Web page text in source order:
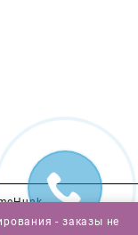
- заказы не